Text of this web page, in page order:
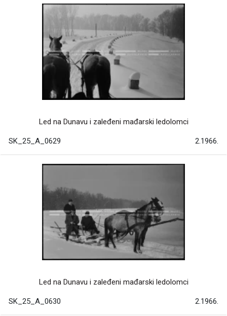
Led na Dunavu i zaleđeni mađarski ledolomci
SK_25_A_0629 2.1966.
Led na Dunavu i zaleđeni mađarski ledolomci
SK_25_A_0630 2.1966.